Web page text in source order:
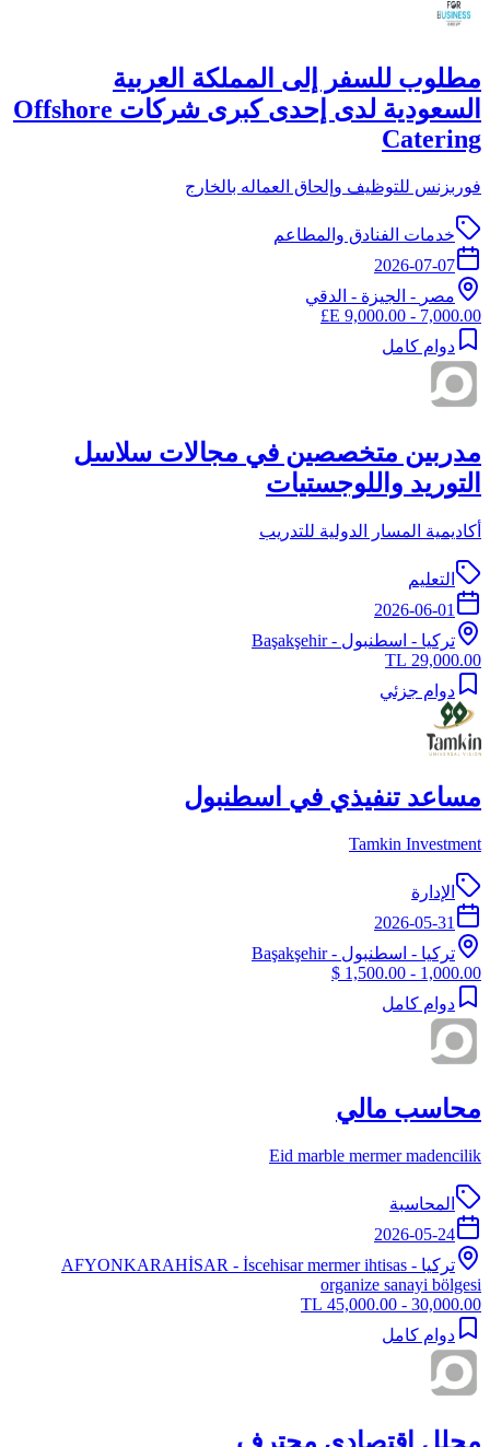
مطلوب للسفر إلى المملكة العربية
السعودية لدى إحدى كبرى شركات Offshore
Catering
فوربزنس للتوظيف وإلحاق العماله بالخارج
خدمات الفنادق والمطاعم
2026-07-07
مصر - الجيزة - الدقي
7,000.00 - 9,000.00 E£
دوام كامل
مدربين متخصصين في مجالات سلاسل
التوريد واللوجستيات
أكاديمية المسار الدولية للتدريب
التعليم
2026-06-01
تركيا - اسطنبول - Başakşehir
29,000.00 TL
دوام جزئي
مساعد تنفيذي في اسطنبول
Tamkin Investment
الإدارة
2026-05-31
تركيا - اسطنبول - Başakşehir
1,000.00 - 1,500.00 $
دوام كامل
محاسب مالي
Eid marble mermer madencilik
المحاسبة
2026-05-24
تركيا -
AFYONKARAHİSAR - İscehisar mermer ihtisas
organize sanayi bölgesi
30,000.00 - 45,000.00 TL
دوام كامل